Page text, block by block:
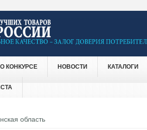
О КОНКУРСЕ НОВОСТИ КАТАЛОГИ
область